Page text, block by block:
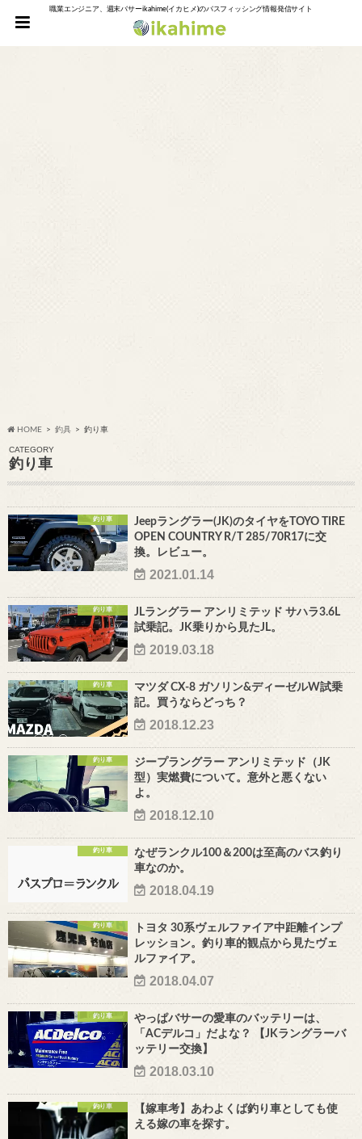
職業エンジニア、週末バサーikahime(イカヒメ)のバスフィッシング情報発信サイト
HOME 釣具 釣り車
CATEGORY
釣り車
釣り車
Jeepラングラー(JK)のタイヤをTOYO TIRE
OPEN COUNTRY R/T 285/70R17に交
換。レビュー。
2021.01.14
釣り車
JLラングラー アンリミテッド サハラ3.6L
試乗記。JK乗りから見たJL。
2019.03.18
釣り車
マツダ CX-8 ガソリン&ディーゼルW試乗
記。買うならどっち？
2018.12.23
釣り車
ジープラングラー アンリミテッド（JK
型）実燃費について。意外と悪くない
よ。
2018.12.10
釣り車
なぜランクル100＆200は至高のバス釣り
車なのか。
2018.04.19
釣り車
トヨタ 30系ヴェルファイア中距離インプ
レッション。釣り車的観点から見たヴェ
ルファイア。
2018.04.07
釣り車
やっぱバサーの愛車のバッテリーは、
「ACデルコ」だよな？ 【JKラングラーバ
ッテリー交換】
2018.03.10
釣り車
【嫁車考】あわよくば釣り車としても使
える嫁の車を探す。